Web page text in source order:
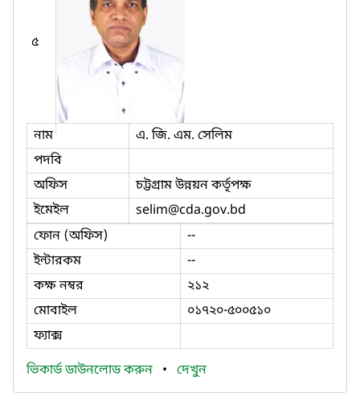
৫
নাম
এ. জি. এম. সেলিম
পদবি
অফিস
চট্টগ্রাম উন্নয়ন কর্তৃপক্ষ
ইমেইল
selim@cda.gov.bd
ফোন (অফিস)
--
ইন্টারকম
--
কক্ষ নম্বর
২১২
মোবাইল
০১৭২০-৫০০৫১০
ফ্যাক্স
ভিকার্ড ডাউনলোড করুন • দেখুন